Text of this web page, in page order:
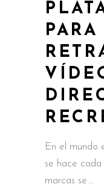
PARA
En el mundo
se hace
marcas se